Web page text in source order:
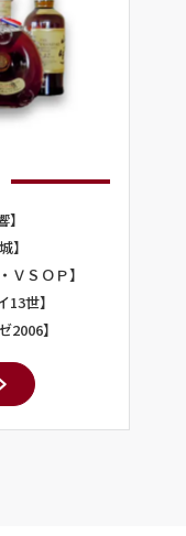
】
ＶＳＯＰ】
世】
2006】